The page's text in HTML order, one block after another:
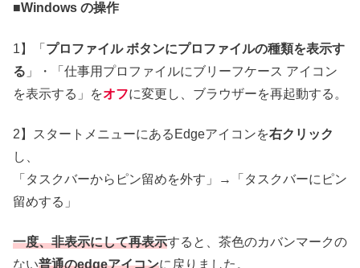
■Windows の操作
1】「 プロファイル ボタンにプロファイルの種類を表示す
る 」・「仕事用プロファイルにブリーフケース アイコン
を表示する」をオフに変更し、ブラウザーを再起動する。
2】スタートメニューにあるEdgeアイコンを右クリック
し、
「タスクバーからピン留めを外す」→「タスクバーにピン
留めする」
一度、非表示にして再表示すると、茶色のカバンマークの
ない普通のedgeアイコンに戻りました。